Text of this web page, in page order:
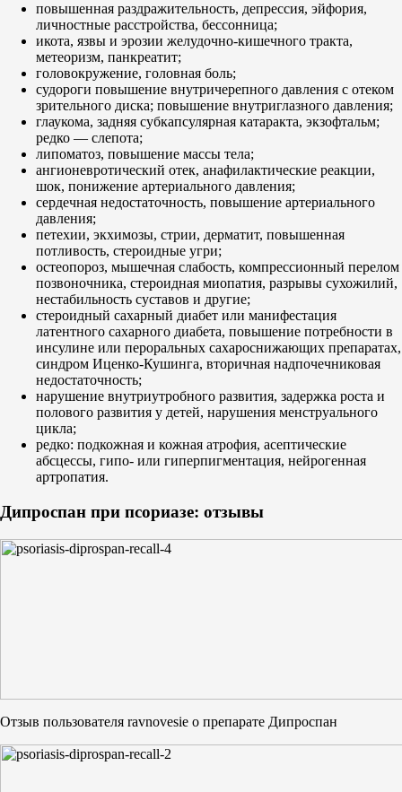
повышенная раздражительность, депрессия, эйфория,
личностные расстройства, бессонница;
икота, язвы и эрозии желудочно-кишечного тракта,
метеоризм, панкреатит;
головокружение, головная боль;
судороги повышение внутричерепного давления с отеком
зрительного диска; повышение внутриглазного давления;
глаукома, задняя субкапсулярная катаракта, экзофтальм;
редко — слепота;
липоматоз, повышение массы тела;
ангионевротический отек, анафилактические реакции,
шок, понижение артериального давления;
сердечная недостаточность, повышение артериального
давления;
петехии, экхимозы, стрии, дерматит, повышенная
потливость, стероидные угри;
остеопороз, мышечная слабость, компрессионный перелом
позвоночника, стероидная миопатия, разрывы сухожилий,
нестабильность суставов и другие;
стероидный сахарный диабет или манифестация
латентного сахарного диабета, повышение потребности в
инсулине или пероральных сахароснижающих препаратах,
синдром Иценко-Кушинга, вторичная надпочечниковая
недостаточность;
нарушение внутриутробного развития, задержка роста и
полового развития у детей, нарушения менструального
цикла;
редко: подкожная и кожная атрофия, асептические
абсцессы, гипо- или гиперпигментация, нейрогенная
артропатия.
Дипроспан при псориазе: отзывы
Отзыв пользователя ravnovesie о препарате Дипроспан